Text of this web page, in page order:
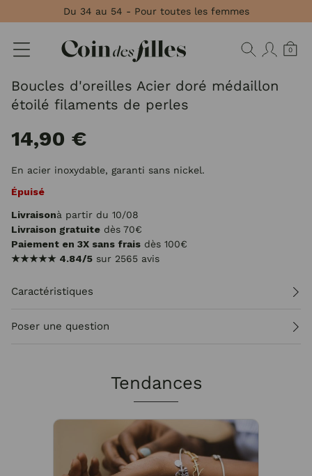
Du 34 au 54 - Pour toutes les femmes
0
Boucles d'oreilles Acier doré médaillon
étoilé filaments de perles
14,90 €
En acier inoxydable, garanti sans nickel.
Épuisé
Livraisonà partir du 10/08
Livraison gratuite dès 70€
Paiement en 3X sans frais dès 100€
★★★★★ 4.84/5 sur 2565 avis
Caractéristiques
Poser une question
Tendances
Panneau de gestion des cookies